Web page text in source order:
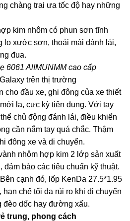
chàng trai ưa tốc độ hay những
kim nhôm có phun sơn tĩnh
lo xước sơn, thoải mái đánh lái,
đua.
6061 AlIMUNMM cao cấp
trên thị trường
cho đầu xe, ghi đông của xe thiết
lạ, cực kỳ tiện dụng. Với tay
chủ động đánh lái, điều khiển
cần nắm tay quá chắc. Thậm
đông xe và di chuyển.
nhôm hợp kim 2 lớp sản xuất
đảm bảo các tiêu chuẩn kỹ thuật.
cạnh đó, lốp KenDa 27.5*1.95
chế tối đa rủi ro khi di chuyển
dốc hay đường xấu.
trung, phong cách